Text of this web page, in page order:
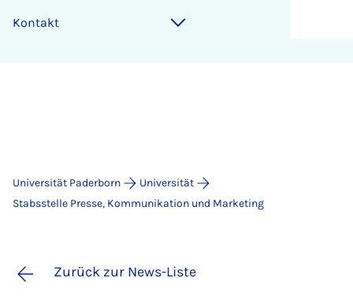
Kontakt
Universität Paderborn
Universität
Stabsstelle Presse, Kommunikation und Marketing
Zurück zur News-Liste